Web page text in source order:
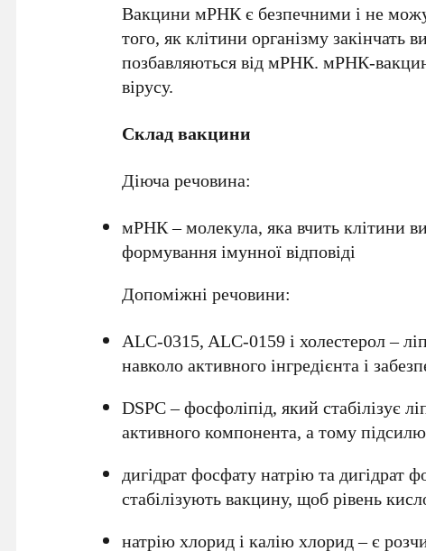
Вакцини мРНК є безпечними і не
того, як клітини організму закінчать
позбавляються від мРНК. мРНК-
вірусу.
Склад вакцини
Діюча речовина:
мРНК – молекула, яка вчить клітини
формування імунної відповіді
Допоміжні речовини:
ALC-0315, ALC-0159 і холестерол –
навколо активного інгредієнта і
DSPC – фосфоліпід, який стабілізує
активного компонента, а тому
дигідрат фосфату натрію та
стабілізують вакцину, щоб рівень
натрію хлорид і калію хлорид – є